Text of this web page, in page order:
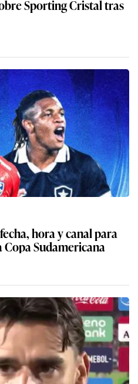
Sporting Cristal tras
hora y canal para
Copa Sudamericana